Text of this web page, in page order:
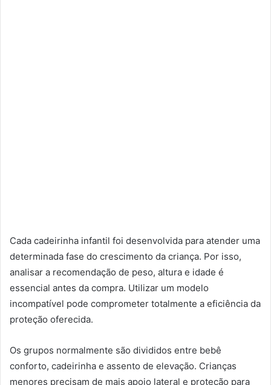
Cada cadeirinha infantil foi desenvolvida para atender uma
determinada fase do crescimento da criança. Por isso,
analisar a recomendação de peso, altura e idade é
essencial antes da compra. Utilizar um modelo
incompatível pode comprometer totalmente a eficiência da
proteção oferecida.
Os grupos normalmente são divididos entre bebê
conforto, cadeirinha e assento de elevação. Crianças
menores precisam de mais apoio lateral e proteção para